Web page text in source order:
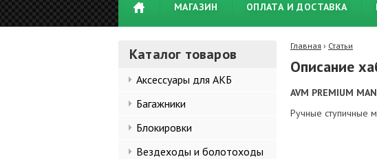
МАГАЗИН ОПЛАТА И ДОСТАВКА
Каталог товаров
Аксессуары для АКБ
Багажники
Блокировки
Вездеходы и болотоходы
Главная › Статьи
Описание
AVM PREMIUM
Ручные ступичные